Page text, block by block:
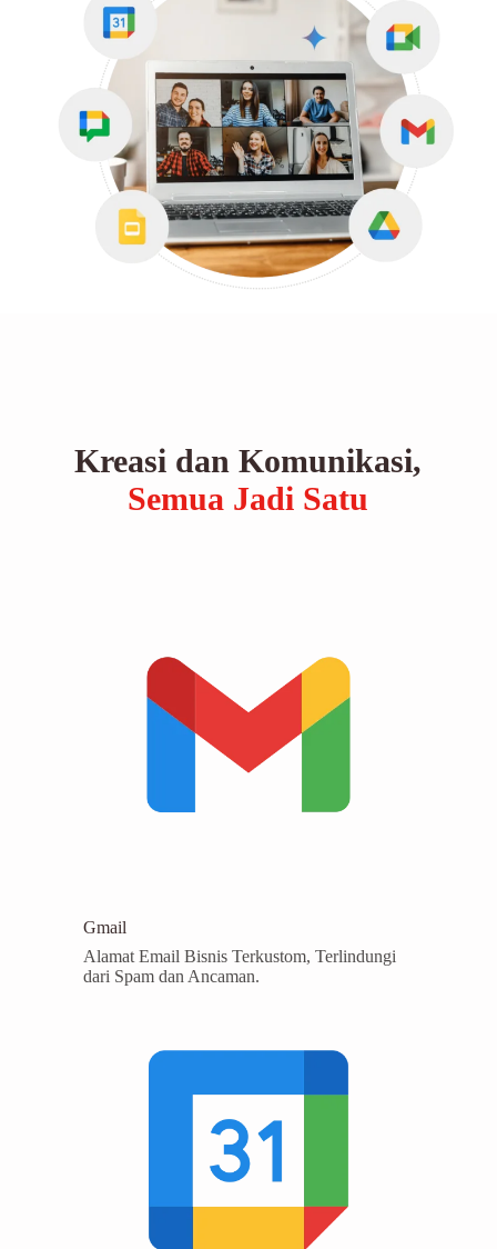
Kreasi dan Komunikasi,
Semua Jadi Satu
Gmail
Alamat Email Bisnis Terkustom, Terlindungi
dari Spam dan Ancaman.